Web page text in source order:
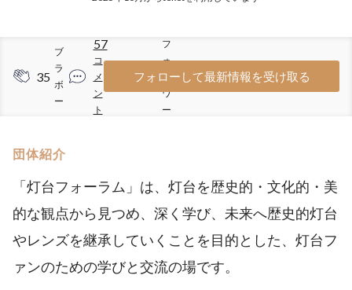
35
ブ
ラ
ボ
ー
57
コ
メ
ン
ト
101
フ
ォ
ロ
ワ
ー
フォローして最新情報を受け取る
団体紹介
「灯台フォーラム」は、灯台を歴史的・文化的・美
的な観点から見つめ、深く学び、未来へ歴史的灯台
やレンズを継承していくことを目的とした、灯台フ
ァンのための学びと交流の場です。